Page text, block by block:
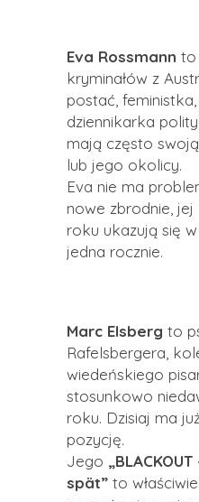
Eva Rossmann to
kryminałów z
postać,
dziennikarka
mają często
lub jego okolicy.
Eva nie ma
nowe zbrodnie, jej
roku ukazują się
jedna rocznie.
Marc Elsberg to
Rafelsbergera,
wiedeńskiego
stosunkowo
roku. Dzisiaj ma
pozycję.
Jego
spät” to